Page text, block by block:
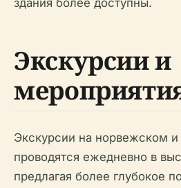
здания более доступны.
Экскурсии и
Экскурсии на норвежском и
проводятся ежедневно в
предлагая более глубокое